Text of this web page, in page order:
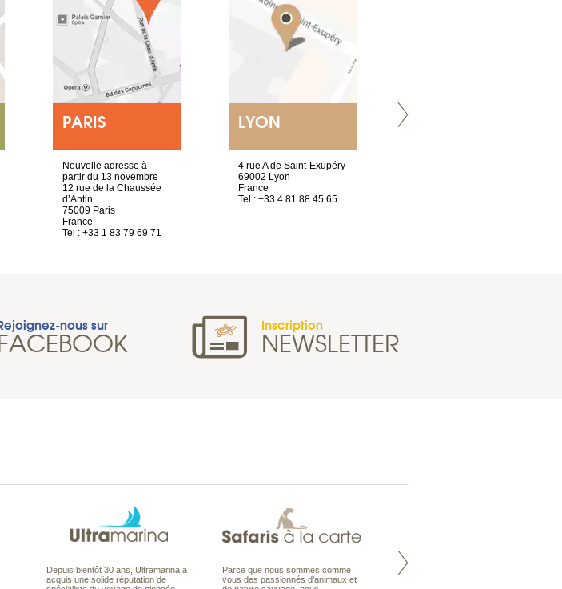
PARIS
Nouvelle adresse à
partir du 13 novembre
12 rue de la Chaussée
d’Antin
75009 Paris
France
Tel : +33 1 83 79 69 71
LYON
4 rue A de Saint-Exupéry
69002 Lyon
France
Tel : +33 4 81 88 45 65
nous sur Inscription
NEWSLETTER
Depuis bientôt 30 ans, Ultramarina a
acquis une solide réputation de
Parce que nous sommes comme
vous des passionnés d’animaux et
Maldives à la Carte propose tous